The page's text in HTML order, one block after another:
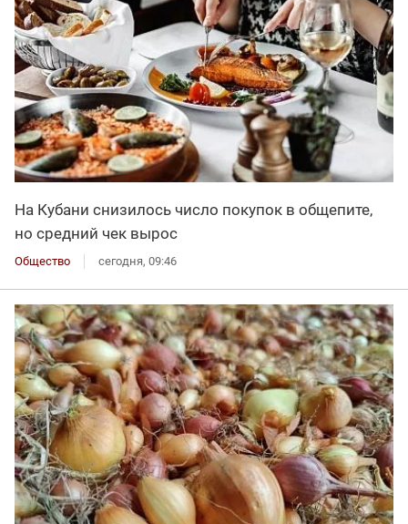
На Кубани снизилось число покупок в общепите,
но средний чек вырос
Общество сегодня, 09:46